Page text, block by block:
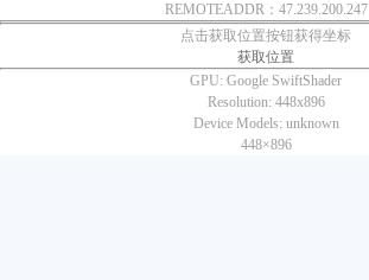
REMOTEADDR：47.239.200.247
点击获取位置按钮获得坐标
获取位置
GPU: Google SwiftShader
Resolution: 448x896
Device Models: unknown
448×896